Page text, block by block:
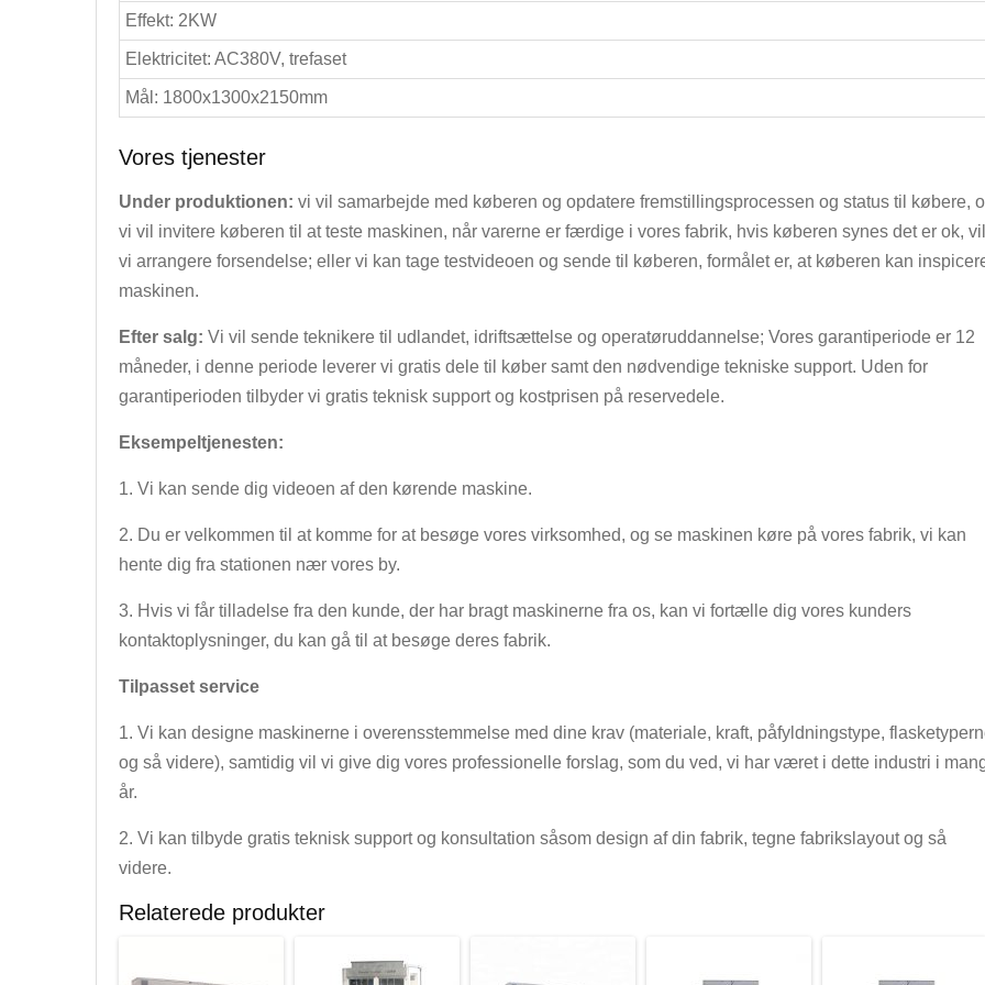
Effekt: 2KW
Elektricitet: AC380V, trefaset
Mål: 1800x1300x2150mm
Vores tjenester
Under produktionen: vi vil samarbejde med køberen og opdatere fremstillingsprocessen og status til købere,
vi vil invitere køberen til at teste maskinen, når varerne er færdige i vores fabrik, hvis køberen synes det er ok, vil
vi arrangere forsendelse; eller vi kan tage testvideoen og sende til køberen, formålet er, at køberen kan
maskinen.
Efter salg: Vi vil sende teknikere til udlandet, idriftsættelse og operatøruddannelse; Vores garantiperiode er 12
måneder, i denne periode leverer vi gratis dele til køber samt den nødvendige tekniske support. Uden for
garantiperioden tilbyder vi gratis teknisk support og kostprisen på reservedele.
Eksempeltjenesten:
1. Vi kan sende dig videoen af den kørende maskine.
2. Du er velkommen til at komme for at besøge vores virksomhed, og se maskinen køre på vores fabrik, vi kan
hente dig fra stationen nær vores by.
3. Hvis vi får tilladelse fra den kunde, der har bragt maskinerne fra os, kan vi fortælle dig vores kunders
kontaktoplysninger, du kan gå til at besøge deres fabrik.
Tilpasset service
1. Vi kan designe maskinerne i overensstemmelse med dine krav (materiale, kraft, påfyldningstype,
og så videre), samtidig vil vi give dig vores professionelle forslag, som du ved, vi har været i dette industri i
år.
2. Vi kan tilbyde gratis teknisk support og konsultation såsom design af din fabrik, tegne fabrikslayout og så
videre.
Relaterede produkter